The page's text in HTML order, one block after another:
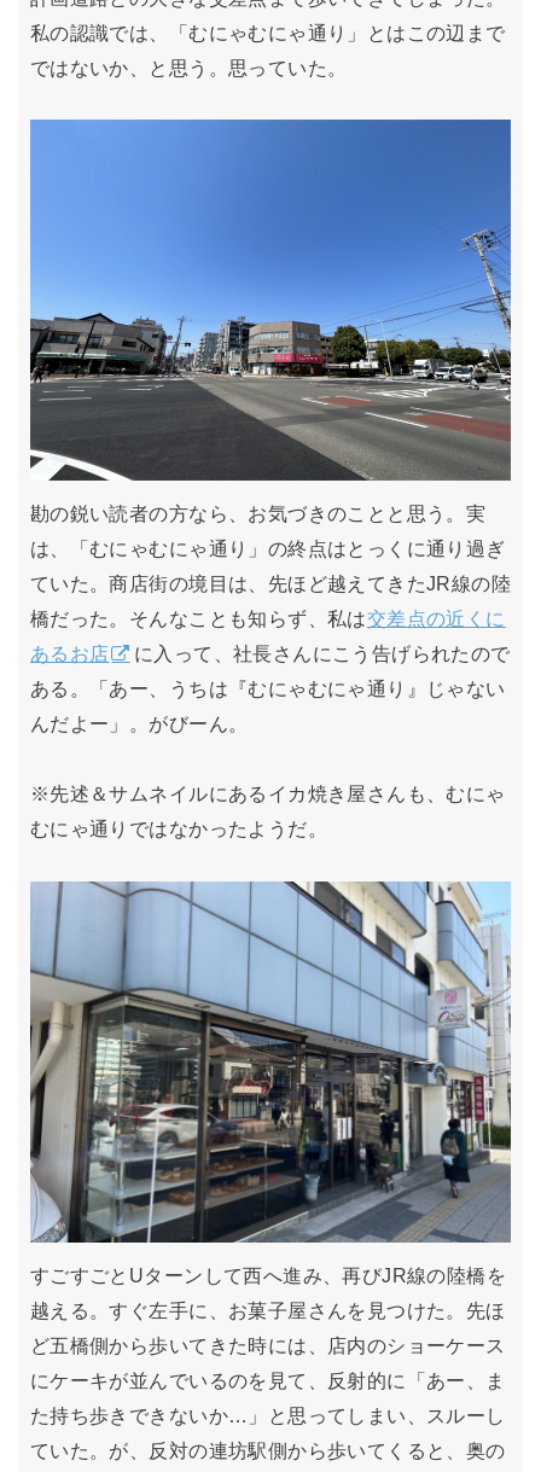
私の認識では、「むにゃむにゃ通り」とはこの辺まで
ではないか、と思う。思っていた。
勘の鋭い読者の方なら、お気づきのことと思う。実
は、「むにゃむにゃ通り」の終点はとっくに通り過ぎ
ていた。商店街の境目は、先ほど越えてきたJR線の陸
橋だった。そんなことも知らず、私は交差点の近くに
あるお店
に入って、社長さんにこう告げられたので
ある。「あー、うちは『むにゃむにゃ通り』じゃない
んだよー」。がびーん。
※先述＆サムネイルにあるイカ焼き屋さんも、むにゃ
むにゃ通りではなかったようだ。
すごすごとUターンして西へ進み、再びJR線の陸橋を
越える。すぐ左手に、お菓子屋さんを見つけた。先ほ
ど五橋側から歩いてきた時には、店内のショーケース
にケーキが並んでいるのを見て、反射的に「あー、ま
た持ち歩きできないか…」と思ってしまい、スルーし
ていた。が、反対の連坊駅側から歩いてくると、奥の